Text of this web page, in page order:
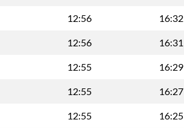
12:56 16:32
12:56 16:31
12:55 16:29
12:55 16:27
12:55 16:25